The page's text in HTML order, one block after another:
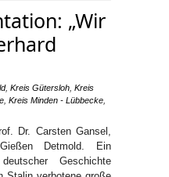
„Wir
, Kreis Gütersloh Kreis
Kreis Minden - Lübbecke
Dr. Carsten Gansel,
Gießen Detmold. Ein
Geschichte